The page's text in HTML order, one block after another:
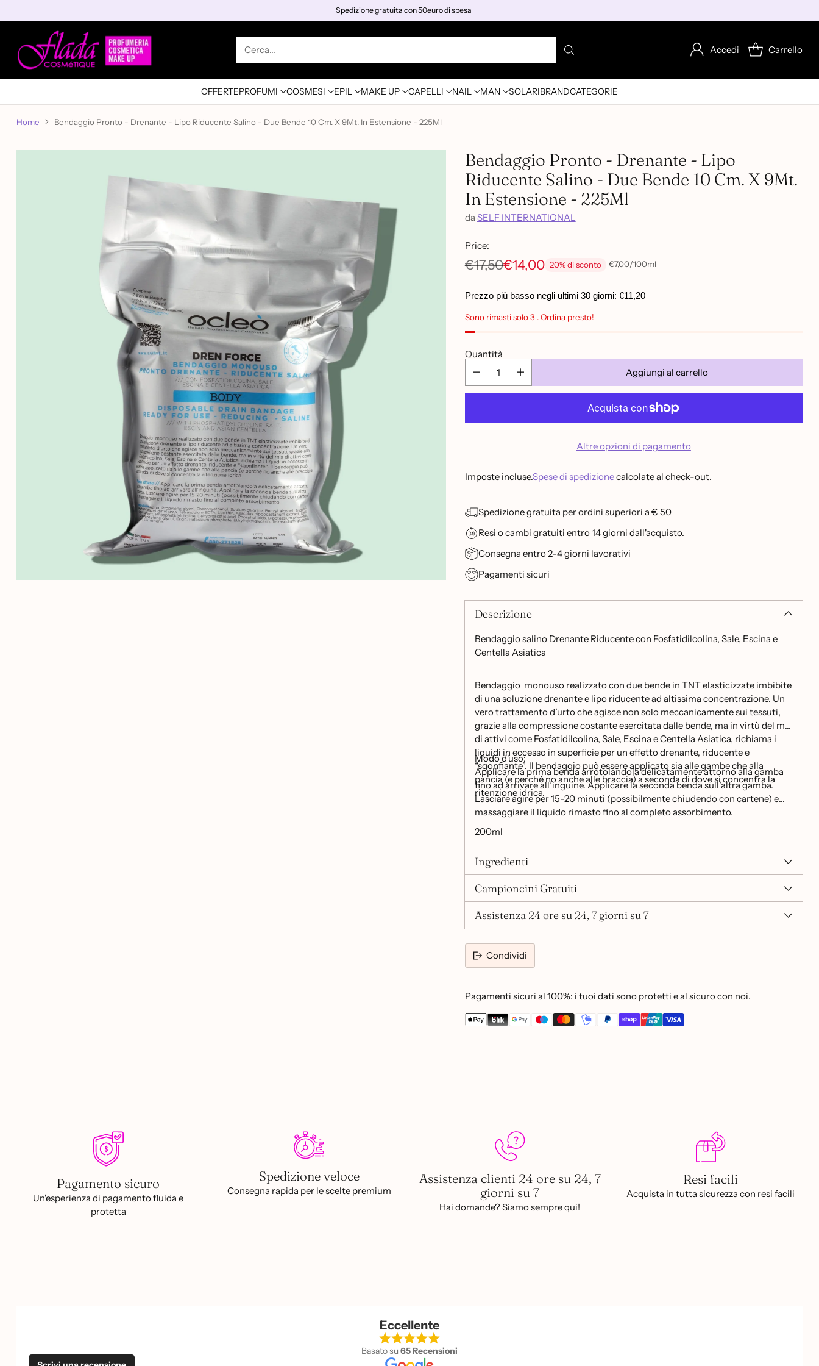
Spedizione gratuita con 50euro di spesa
Cerca… Accedi Carrello
OFFERTEPROFUMI COSMESI EPIL MAKE UP CAPELLI NAIL MAN SOLARIBRANDCATEGORIE
Home Bendaggio Pronto - Drenante - Lipo Riducente Salino - Due Bende 10 Cm. X 9Mt. In Estensione - 225Ml
Bendaggio Pronto - Drenante - Lipo
Riducente Salino - Due Bende 10 Cm. X 9Mt.
In Estensione - 225Ml
da SELF INTERNATIONAL
Price:
Prezzo
di
listino
€17,50€14,00 20% di sconto
Prezzo
€7,00/
per 100ml
Prezzo più basso negli ultimi 30 giorni: €11,20
Sono rimasti solo 3 . Ordina presto!
Quantità
Aggiungi al carrello
Altre opzioni di pagamento
Imposte incluse.Spese di spedizionecalcolate al check-out.
Spedizione gratuita per ordini superiori a € 50
Resi o cambi gratuiti entro 14 giorni dall'acquisto.
Consegna entro 2-4 giorni lavorativi
Pagamenti sicuri
Descrizione
Bendaggio salino Drenante Riducente con Fosfatidilcolina, Sale, Escina e
Centella Asiatica
Bendaggio monouso realizzato con due bende in TNT elasticizzate imbibite
di una soluzione drenante e lipo riducente ad altissima concentrazione. Un
vero trattamento d’urto che agisce non solo meccanicamente sui tessuti,
grazie alla compressione costante esercitata dalle bende, ma in virtù del mix
di attivi come Fosfatidilcolina, Sale, Escina e Centella Asiatica, richiama i
liquidi in eccesso in superficie per un effetto drenante, riducente e
“sgonfiante”. Il bendaggio può essere applicato sia alle gambe che alla
pancia (e perché no anche alle braccia) a seconda di dove si concentra la
ritenzione idrica.
Modo d'uso:
Applicare la prima benda arrotolandola delicatamente attorno alla gamba
fino ad arrivare all’inguine. Applicare la seconda benda sull’altra gamba.
Lasciare agire per 15-20 minuti (possibilmente chiudendo con cartene) e
massaggiare il liquido rimasto fino al completo assorbimento.
200ml
Ingredienti
Campioncini Gratuiti
Assistenza 24 ore su 24, 7 giorni su 7
Condividi
Pagamenti sicuri al 100%: i tuoi dati sono protetti e al sicuro con noi.
Pagamento sicuro
Un'esperienza di pagamento fluida e
protetta
Spedizione veloce
Consegna rapida per le scelte premium
Assistenza clienti 24 ore su 24, 7
giorni su 7
Hai domande? Siamo sempre qui!
Resi facili
Acquista in tutta sicurezza con resi facili
Eccellente
Basato su 65 Recensioni